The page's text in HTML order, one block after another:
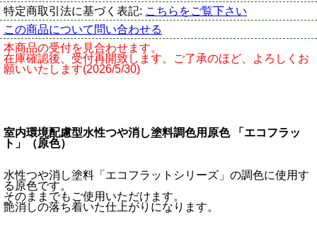
特定商取引法に基づく表記: こちらをご覧下さい
この商品について問い合わせる
本商品の受付を見合わせます。
在庫確認後、受付再開致します。ご了承のほど、よろしくお
願いいたします(2026/5/30)
室内環境配慮型水性つや消し塗料調色用原色 「エコフラッ
ト」（原色）
水性つや消し塗料「エコフラットシリーズ」の調色に使用す
る原色です。
そのままでもご使用いただけます。
艶消しの落ち着いた仕上がりになります。